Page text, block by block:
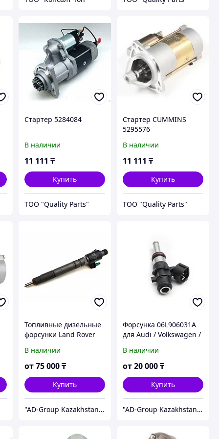
Стартер 5284084
В наличии
11 111 ₸
Купить
ТОО "Quality Parts"
Стартер CUMMINS
5295576
В наличии
11 111 ₸
Купить
ТОО "Quality Parts"
Топливные дизельные
форсунки Land Rover
В наличии
от 75 000 ₸
Купить
"AD-Group Kazakhstan" Автомобильные топливные системы. ТНВД, форсунки, бензонасосы, датчики, прочее.
Форсунка 06L906031A
для Audi / Volkswagen /
1.8 TSI / 2.0 TSI)
В наличии
от20 000₸
Купить
"AD-Group Kazakhstan" Автомобильные топливные системы. ТНВД, форсунки, бензонасосы, датчики, прочее.